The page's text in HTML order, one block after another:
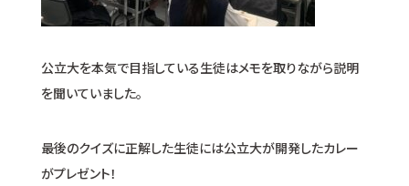
公立大を本気で目指している生徒はメモを取りながら説明
を聞いていました。
最後のクイズに正解した生徒には公立大が開発したカレー
がプレゼント！